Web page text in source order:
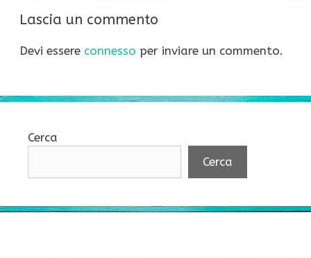
Lascia un commento
Devi essere connesso per inviare un commento.
Cerca
Cerca